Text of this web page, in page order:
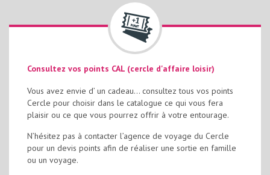
Consultez vos points CAL (cercle d'affaire loisir)
Vous avez envie d’ un cadeau… consultez tous vos points
Cercle pour choisir dans le catalogue ce qui vous fera
plaisir ou ce que vous pourrez offrir à votre entourage.
N’hésitez pas à contacter l’agence de voyage du Cercle
pour un devis points afin de réaliser une sortie en famille
ou un voyage.